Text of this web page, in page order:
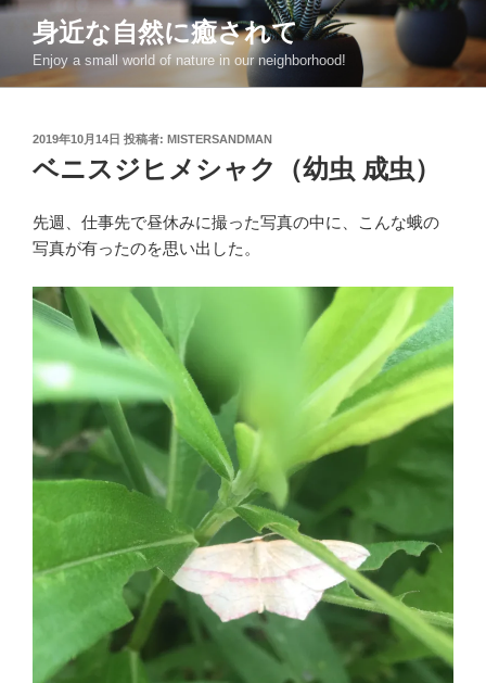
コ
ン
身近な自然に癒されて
Enjoy a small world of nature in our neighborhood!
投
日:
2019年10月14日 投稿者: MISTERSANDMAN
ベニスジヒメシャク（幼虫 成虫）
先週、仕事先で昼休みに撮った写真の中に、こんな蛾の
写真が有ったのを思い出した。